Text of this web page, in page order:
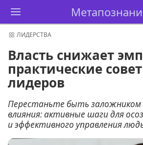
ЛИДЕРСТВА
Власть снижает
практические
лидеров
Перестаньте быть заложником
влияния: активные шаги для
и эффективного управления